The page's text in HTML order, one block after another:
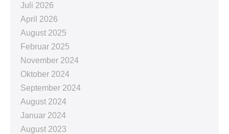
Juli 2026
April 2026
August 2025
Februar 2025
November 2024
Oktober 2024
September 2024
August 2024
Januar 2024
August 2023